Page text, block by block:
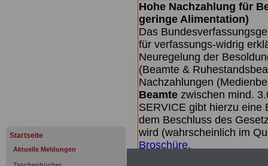
Startseite
Aktuelle Meldungen
Hohe Nachzahlung für
geringe Alimentation)
Das
für verfassungs-widrig
Neuregelung der
(Beamte &
Nachzahlungen
Beamte zwischen mind.
SERVICE gibt hierzu eine
dem Beschluss des
wird (wahrscheinlich im
Broschüre.